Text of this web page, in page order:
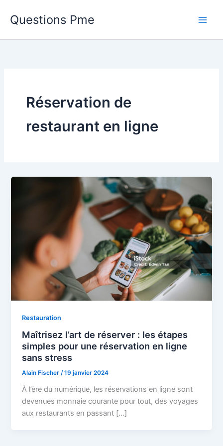
Questions Pme
Réservation de
restaurant en ligne
Restauration
Maîtrisez l’art de réserver : les étapes
simples pour une réservation en ligne
sans stress
Alain Fischer/19 janvier 2024
À l’ère du numérique, les réservations en ligne sont
devenues monnaie courante pour tout, des voyages
aux restaurants en passant […]